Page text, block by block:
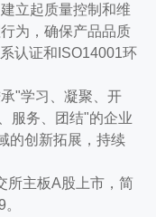
立起质量控制和维
为，确保产品品质
认证和ISO14001环
"学习、凝聚、开
服务、团结"的企业
的创新拓展，持续
所主板A股上市，简